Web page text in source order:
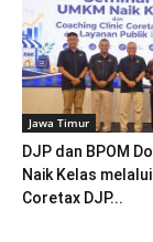
Jawa Timur
DJP dan BPOM
Naik Kelas
Coretax DJP...